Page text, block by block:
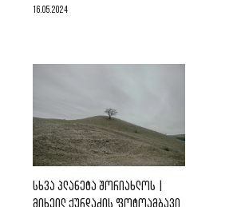
16.05.2024
ᲡᲮᲕᲐ ᲞᲚᲐᲜᲔᲢᲐ ᲨᲝᲠᲘᲐᲮᲚᲝᲡ |
ᲛᲘᲮᲔᲘᲚ ᲥᲣᲠᲓᲐᲫᲘᲡ ᲤᲝᲢᲝᲐᲛᲑᲐᲕᲘ